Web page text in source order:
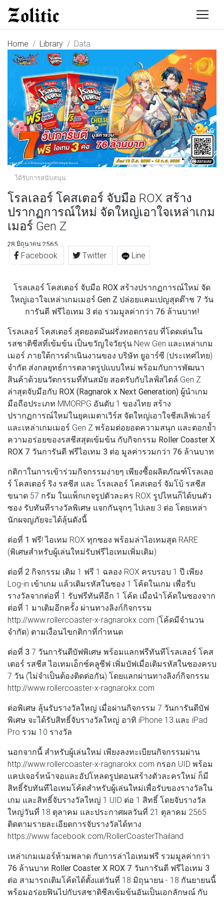
Home Library Data
ได้รับการสนับสนุน
โรลเลอร์ โคสเตอร์ จับมือ ROX สร้าง
ปรากฏการณ์ใหม่ จัดใหญ่เอาใจเหล่าเกม
เมอร์ Gen Z
28 มิถุนายน 2565
Facebook Twitter Line
โรลเลอร์ โคสเตอร์ จับมือ ROX สร้างปรากฏการณ์ใหม่ จัด
ใหญ่เอาใจเหล่าเกมเมอร์ Gen Z ปล่อยแคมเปญสุดต๊าช 7 วัน
การันตี ฟรีไอเทม 3 ต่อ รวมมูลค่ากว่า 76 ล้านบาท!
โรลเลอร์ โคสเตอร์ สุดยอดมันฝรั่งทอดกรอบ ที่โดดเด่นใน
รสชาติชีสที่เข้มข้น เป็นขวัญใจวัยรุ่น New Gen และเหล่าเกม
เมอร์ ภายใต้การดำเนินงานของ บริษัท ยูอาร์ซี (ประเทศไทย)
จำกัด ส่งกลยุทธ์การตลาดรูปแบบใหม่ พร้อมกับการพัฒนา
สินค้าด้วยนวัตกรรมที่ทันสมัย สอดรับกับไลฟ์สไตล์ Gen Z
ล่าสุดจับมือกับ ROX (Ragnarok x Next Generation) ผู้นำเกม
มือถือประเภท MMORPG อันดับ 1 ของไทย สร้าง
ปรากฏการณ์ใหม่ในยุคเมตาเวิร์ส จัดใหญ่เอาใจชีสเลิฟเวอร์
และเหล่าเกมเมอร์ Gen Z พร้อมต่อยอดความสนุก และตอกย้ำ
ความอร่อยของรสชีสสุดเข้มข้น กับกิจกรรม Roller Coaster X
ROX 7 วันการันตี ฟรีไอเทม 3 ต่อ มูลค่ารวมกว่า 76 ล้านบาท
กติกาในการเข้าร่วมกิจกรรมง่ายๆ เพียงซื้อผลิตภัณฑ์โรลเลอ
ร์ โคสเตอร์ ริง รสชีส และ โรลเลอร์ โคสเตอร์ จัมโบ้ รสชีส
ขนาด 57 กรัม ในแพ็กเกจรูปตัวละคร ROX รูปไหนก็ได้บนตัว
ซอง รับทันทีรางวัลพิเศษ แจกกันจุกๆ ไปเลย 3 ต่อ โดยเหล่า
นักผจญภัยจะได้ลุ้นดังนี้
ต่อที่ 1 ฟรี! ไอเทม ROX ทุกซอง พร้อมล่าไอเทมสุด RARE
(พิเศษสำหรับผู้เล่นใหม่รับฟรีไอเทมเพิ่มเติม)
ต่อที่ 2 กิจกรรม เติม 1 ฟรี 1 ฉลอง ROX ครบรอบ 1 ปี เพียง
Log-in เข้าเกม แล้วเติมรหัสในซอง 1 โค้ดในเกม เพื่อรับ
รางวัลจากต่อที่ 1 รับฟรีทันทีอีก 1 โค้ด เมื่อนำโค้ดในซองจาก
ต่อที่ 1 มาเติมอีกครั้ง ผ่านทางลิงก์กิจกรรม
http://www.rollercoaster-x-ragnarokx.com (โค้ดมีจำนวน
จำกัด) ตามเงื่อนไขกติกาที่กำหนด
ต่อที่ 3 7 วันการันตีบัฟพิเศษ พร้อมแลกฟรีทันทีโรลเลอร์ โคส
เตอร์ รสชีส ไอเทมเอ็กซ์คลูซีฟ เพิ่มบัฟเมื่อเติมรหัสในซองครบ
7 วัน (ไม่จำเป็นต้องติดต่อกัน) โดยแลกผ่านทางลิงก์กิจกรรม
http://www.rollercoaster-x-ragnarokx.com
ต่อพิเศษ ลุ้นรับรางวัลใหญ่ เมื่อผ่านกิจกรรม 7 วันการันตีบัฟ
พิเศษ จะได้รับสิทธิ์จับรางวัลใหญ่ อาทิ iPhone 13 และ iPad
Pro รวม 10 รางวัล
นอกจากนี้ สำหรับผู้เล่นใหม่ เพียงลงทะเบียนกิจกรรมผ่าน
http://www.rollercoaster-x-ragnarokx.com กรอก UID พร้อม
แคปเจอร์หน้าจอและอัปโหลดรูปตอนสร้างตัวละครใหม่ ก็มี
สิทธิ์รับทันทีไอเทมโค้ดสำหรับผู้เล่นใหม่เพื่อรับของรางวัลใน
เกม และสิทธิ์จับรางวัลใหญ่ 1 UID ต่อ 1 สิทธิ์ โดยจับรางวัล
ใหญ่วันที่ 18 ตุลาคม และประกาศผลวันที่ 21 ตุลาคม 2565
ติดตามรายละเอียดการจับรางวัลได้ทาง
https://www.facebook.com/RollerCoasterThailand
เหล่าเกมเมอร์ห้ามพลาด กับการล่าไอเทมฟรี รวมมูลค่ากว่า
76 ล้านบาท Roller Coaster X ROX 7 วันการันตี ฟรีไอเทม 3
ต่อ สามารถเติมโค้ดได้ตั้งแต่วันที่ 18 มิถุนายน - 18 กันยายนนี้
พร้อมอร่อยฟินไปกับรสชาติชีสเข้มข้นอันเป็นเอกลักษณ์ กับ